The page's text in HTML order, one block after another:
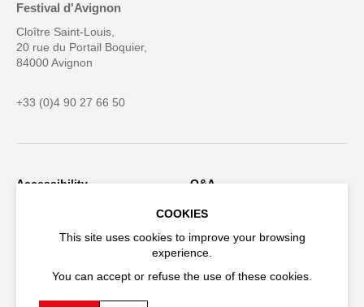
Festival d'Avignon
Cloître Saint-Louis,
20 rue du Portail Boquier,
84000 Avignon
+33 (0)4 90 27 66 50
Accessibility Q&A
Production space
Press space Companies space
COOKIES
This site uses cookies to improve your browsing
experience.
You can accept or refuse the use of these cookies.